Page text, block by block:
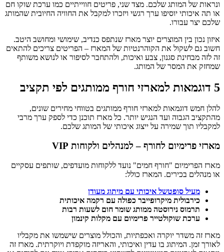
ונראות של המותג שלכם. מצד שני, פריטים חווייתיים כמו ערכת שוקו חם
או תה איכותי יוסיפו ערך רגשי ויזכרו למקבל את החוויה החיובית שהמותג
שלכם יצר עבורו.
איזון נכון בין המוצרים יוצר מארז שנתפס כנדיב, שימושי ומחושב היטב.
חשוב גם לשקול את הקוהרנטיות של המארז – הפריטים צריכים להתאים
זה לזה מבחינת סגנון, צבע ואיכות, ולהתחבר לסיפור או לנושא משותף
שמחזק את המסר של המותג.
5 דוגמאות למארזי חורף ממותגים לפי תקציב
להלן חמש דוגמאות למארזי חורף ממותגים בטווחי מחירים שונים,
מהתקציב הגבוה ועד הנגיש יותר. כל מארז תוכנן כדי לספק ערך מרבי
למקבליו תוך שמירה על ייצוג איכותי של המותג שלכם.
מארזי פרימיום לחורף – למנהלים ולקוחות VIP
מארז הפרימיום "חורף חמים" נועד ללקוחות מועדפים, שותפים עסקיים
או מנהלים בכירים. המארז כולל:
מעיל סופטשל איכותי עם מיתוג מעודן
כירבולית מיקרופייבר כפולה עם רקמה איכותית
תרמוס נירוסטה ממותג שומר חום לשעות רבות
ערכת שוקולטייר פרימיום עם מקלות קינמון
מארז זה משדר יוקרה ואכפתיות, והכולל מוצרים שישמשו את מקבליו
לאורך זמן. המיתוג בו עדין ואיכותי, והאריזה מוקפדת ויוקרתית. מארז זה